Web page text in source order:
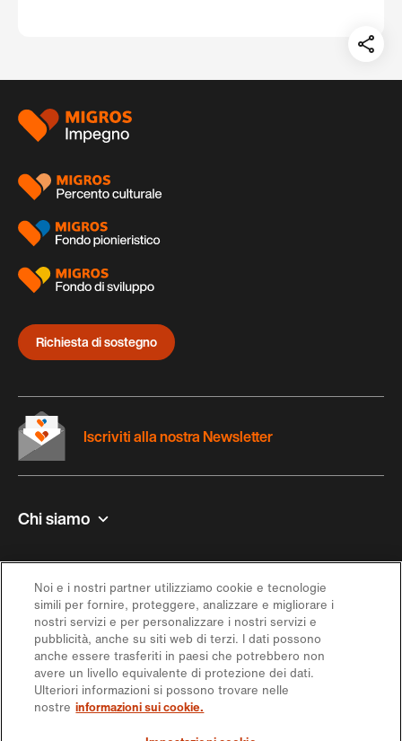
auf:
Piè
pagina
Richiesta di sostegno
Chi siamo
Contatto e aiuto
Ispirazione
Offerta
Iscriviti alla nostra Newsletter
Noi e i nostri partner utilizziamo cookie e tecnologie
simili per fornire, proteggere, analizzare e migliorare i
nostri servizi e per personalizzare i nostri servizi e
pubblicità, anche su siti web di terzi. I dati possono
anche essere trasferiti in paesi che potrebbero non
avere un livello equivalente di protezione dei dati.
Ulteriori informazioni si possono trovare nelle
nostre informazioni sui cookie.